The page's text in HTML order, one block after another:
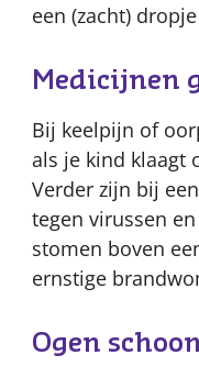
een (zacht)
Medicijnen
Bij keelpijn of
als je kind klaagt
Verder zijn bij
tegen virussen
stomen boven
ernstige
Ogen